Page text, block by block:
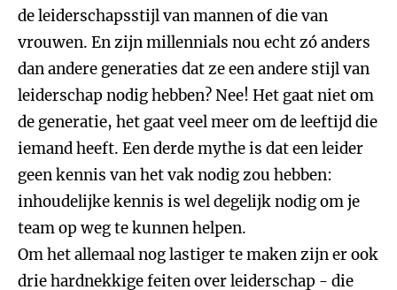
de leiderschapsstijl van mannen of die van
vrouwen. En zijn millennials nou echt zó anders
dan andere generaties dat ze een andere stijl van
leiderschap nodig hebben? Nee! Het gaat niet om
de generatie, het gaat veel meer om de leeftijd die
iemand heeft. Een derde mythe is dat een leider
geen kennis van het vak nodig zou hebben:
inhoudelijke kennis is wel degelijk nodig om je
team op weg te kunnen helpen.
Om het allemaal nog lastiger te maken zijn er ook
drie hardnekkige feiten over leiderschap - die